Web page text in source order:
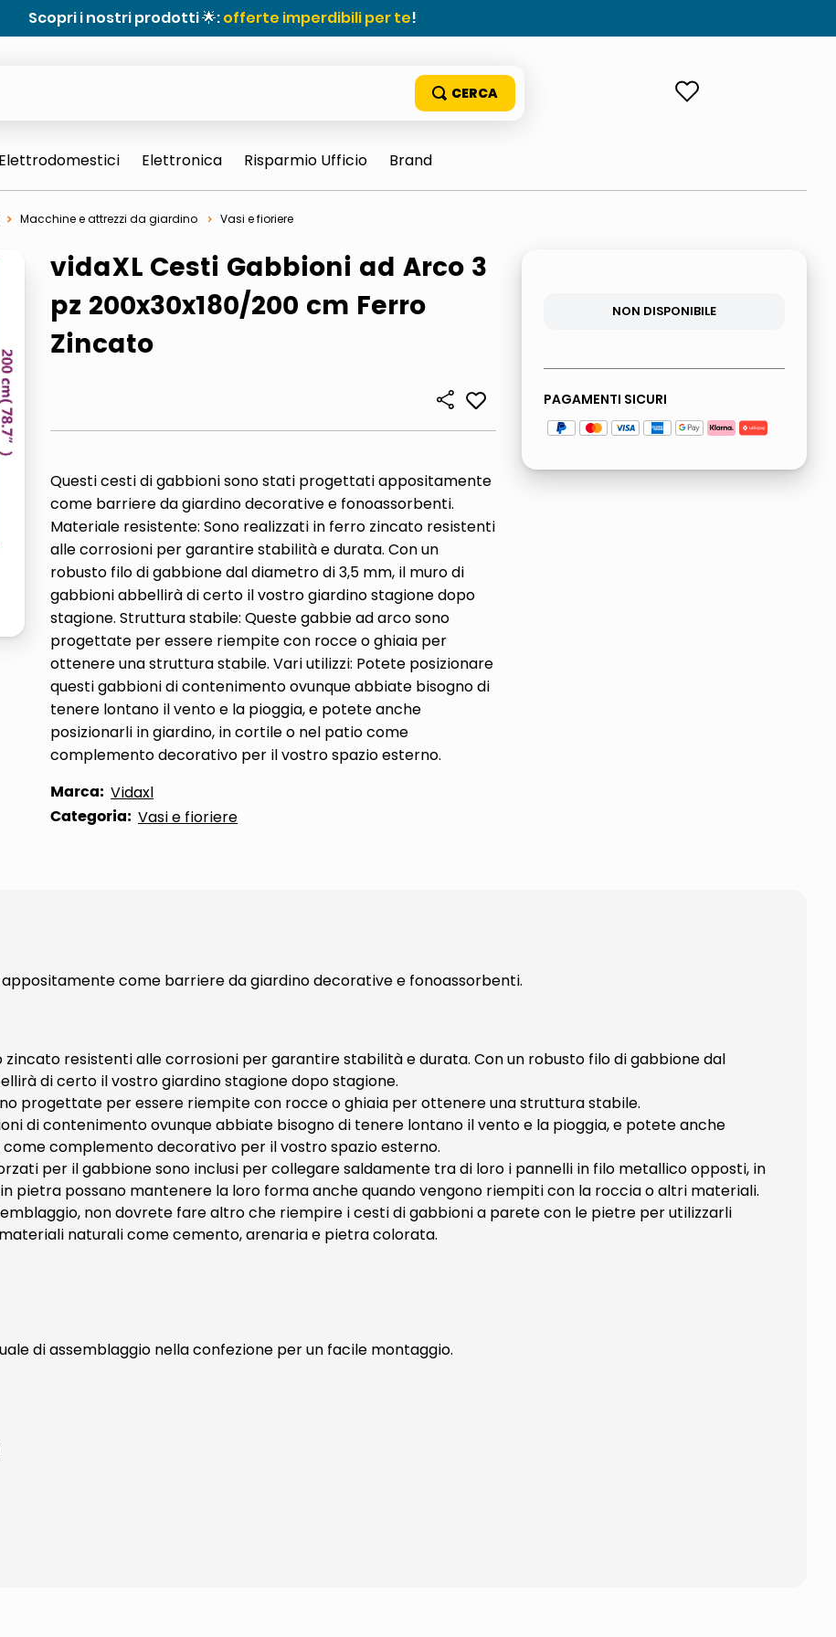
Scopri i nostri prodotti 🌟:offerte imperdibili per te!
0703 thin rotondo sun
Elettrodomestici Elettronica Risparmio Ufficio Brand
Macchine e attrezzi da giardino Vasi e fioriere
vidaXL Cesti Gabbioni ad Arco 3
pz 200x30x180/200 cm Ferro
Zincato
Questi cesti di gabbioni sono stati progettati appositamente
come barriere da giardino decorative e fonoassorbenti.
Materiale resistente: Sono realizzati in ferro zincato resistenti
alle corrosioni per garantire stabilità e durata. Con un
robusto filo di gabbione dal diametro di 3,5 mm, il muro di
gabbioni abbellirà di certo il vostro giardino stagione dopo
stagione. Struttura stabile: Queste gabbie ad arco sono
progettate per essere riempite con rocce o ghiaia per
ottenere una struttura stabile. Vari utilizzi: Potete posizionare
questi gabbioni di contenimento ovunque abbiate bisogno di
tenere lontano il vento e la pioggia, e potete anche
posizionarli in giardino, in cortile o nel patio come
complemento decorativo per il vostro spazio esterno.
Marca: Vidaxl
Categoria: Vasi e fioriere
NON DISPONIBILE
PAGAMENTI SICURI
come barriere da giardino decorative e fonoassorbenti.
resistenti alle corrosioni per garantire stabilità e durata. Con un robusto filo di gabbione dal
di certo il vostro giardino stagione dopo stagione.
progettate per essere riempite con rocce o ghiaia per ottenere una struttura stabile.
di contenimento ovunque abbiate bisogno di tenere lontano il vento e la pioggia, e potete anche
complemento decorativo per il vostro spazio esterno.
per il gabbione sono inclusi per collegare saldamente tra di loro i pannelli in filo metallico opposti, in
pietra possano mantenere la loro forma anche quando vengono riempiti con la roccia o altri materiali.
non dovrete fare altro che riempire i cesti di gabbioni a parete con le pietre per utilizzarli
naturali come cemento, arenaria e pietra colorata.
di assemblaggio nella confezione per un facile montaggio.